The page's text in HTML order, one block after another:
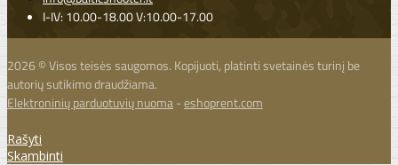
I-IV: 10.00-18.00 V:10.00-17.00
2026 © Visos teisės saugomos. Kopijuoti, platinti svetainės turinį be
autorių sutikimo draudžiama.
Elektroninių parduotuvių nuoma-eshoprent.com
Rašyti
Skambinti